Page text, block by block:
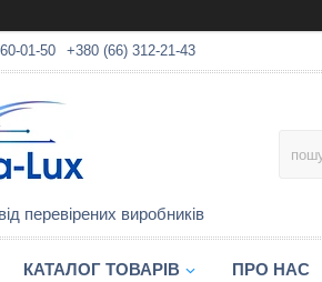
01-50 +380 (66) 312-21-43
перевірених виробників
КАТАЛОГ ТОВАРІВ ПРО НАС